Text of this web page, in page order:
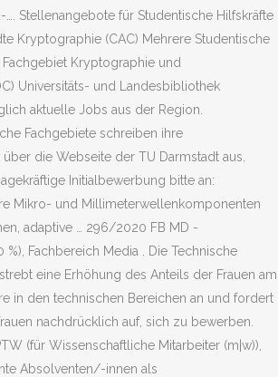
Stellenangebote für Studentische Hilfskräfte
Kryptographie (CAC) Mehrere Studentische
Kryptographie und
Universitäts- und Landesbibliothek
aktuelle Jobs aus der Region.
Fachgebiete schreiben ihre
die Webseite der TU Darmstadt aus.
Initialbewerbung bitte an:
Mikro- und Millimeterwellenkomponenten
adaptive … 296/2020 FB MD -
%), Fachbereich Media . Die Technische
eine Erhöhung des Anteils der Frauen am
in den technischen Bereichen an und fordert
nachdrücklich auf, sich zu bewerben.
(für Wissenschaftliche Mitarbeiter (m|w)),
Absolventen/-innen als